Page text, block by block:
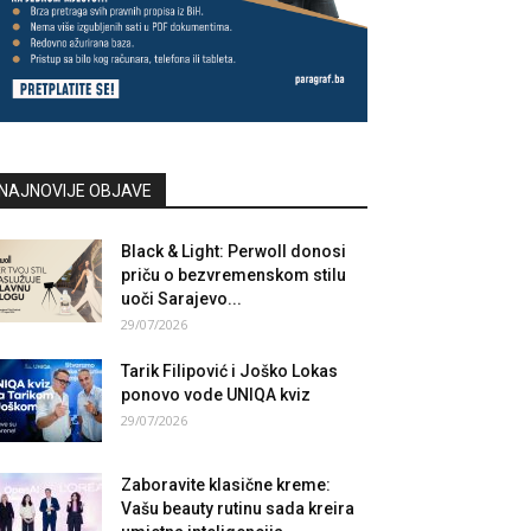
OBJAVE
Black & Light: Perwoll donosi
priču o bezvremenskom stilu
uoči Sarajevo...
29/07/2026
Tarik Filipović i Joško Lokas
ponovo vode UNIQA kviz
29/07/2026
Zaboravite klasične kreme:
Vašu beauty rutinu sada kreira